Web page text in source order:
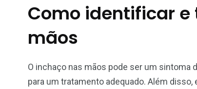
Como identificar
mãos
O inchaço nas mãos pode ser um
para um tratamento adequado. Além